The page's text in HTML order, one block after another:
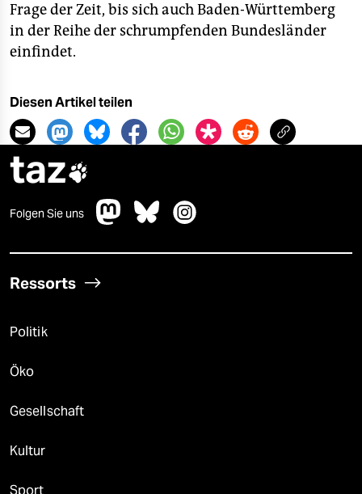
Frage der Zeit, bis sich auch Baden-Württemberg
in der Reihe der schrumpfenden Bundesländer
einfindet.
Diesen Artikel teilen
taz
Folgen Sie uns
Ressorts
Politik
Öko
Gesellschaft
Kultur
Sport